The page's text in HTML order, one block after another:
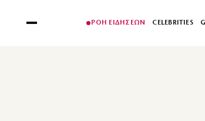
ΡΟΗ ΕΙΔΗΣΕΩΝ CELEBRITIES